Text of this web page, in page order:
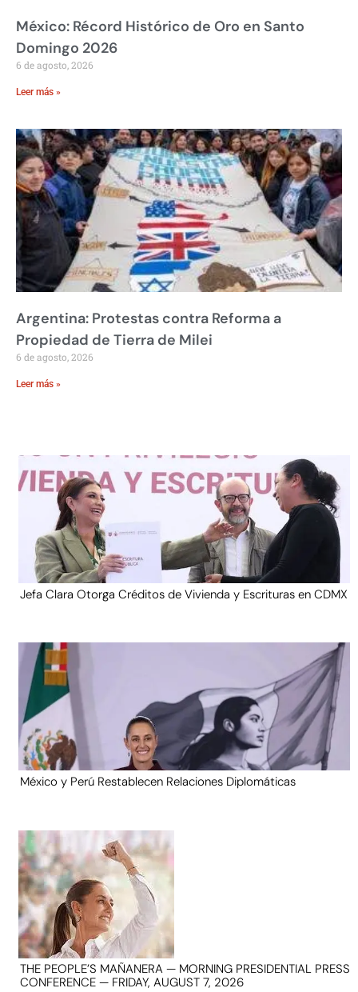
México: Récord Histórico de Oro en Santo
Domingo 2026
6 de agosto, 2026
Leer más »
Argentina: Protestas contra Reforma a
Propiedad de Tierra de Milei
6 de agosto, 2026
Leer más »
Jefa Clara Otorga Créditos de Vivienda y Escrituras en CDMX
México y Perú Restablecen Relaciones Diplomáticas
THE PEOPLE’S MAÑANERA — MORNING PRESIDENTIAL PRESS
CONFERENCE — FRIDAY, AUGUST 7, 2026